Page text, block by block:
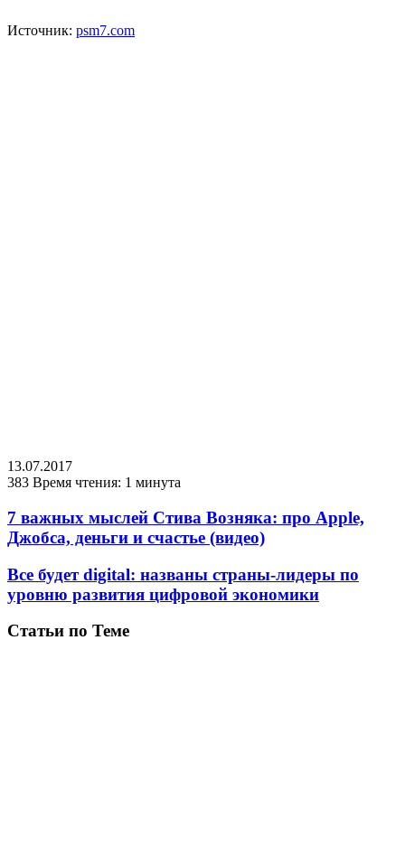
Источник: psm7.com
13.07.2017
383 Время чтения: 1 минута
7 важных мыслей Стива Возняка: про Apple,
Джобса, деньги и счастье (видео)
Все будет digital: названы страны-лидеры по
уровню развития цифровой экономики
Статьи по Теме